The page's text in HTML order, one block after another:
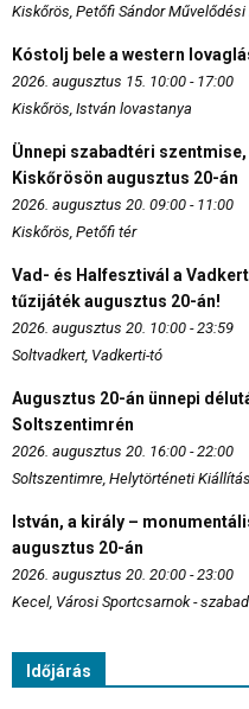
Kiskőrös, Petőfi Sándor
Kóstolj bele a western
2026. augusztus 15. 10:00 - 17:00
Kiskőrös, István lovastanya
Ünnepi szabadtéri
Kiskőrösön augusztus 20-án
2026. augusztus 20. 09:00 - 11:00
Kiskőrös, Petőfi tér
Vad- és Halfesztivál a
tűzijáték augusztus 20-án!
2026. augusztus 20. 10:00 - 23:59
Soltvadkert, Vadkerti-tó
Augusztus 20-án ünnepi
Soltszentimrén
2026. augusztus 20. 16:00 - 22:00
Soltszentimre, Helytörténeti
István, a király –
augusztus 20-án
2026. augusztus 20. 20:00 - 23:00
Kecel, Városi Sportcsarnok -
Időjárás